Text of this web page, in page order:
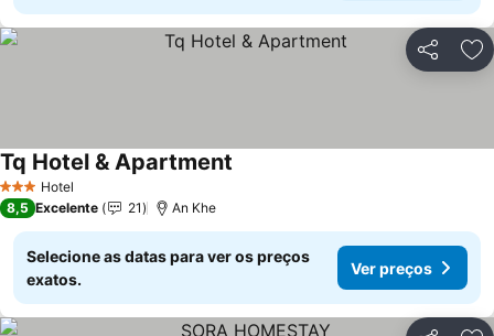
Partilhar
3 EstrelasHotel
Tq Hotel & Apartment
8,5 Excelente 21 An Khe
Selecione as datas para ver os preços
exatos.
Ver preços